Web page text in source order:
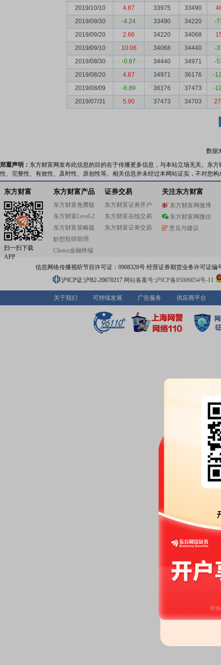
2019/10/10
4.87 33975 33490
2019/09/30
-4.24 33490 34220
-
2019/09/20
2.66 34220 34068
2019/09/10
10.06 34068 34440
-
2019/08/30
-0.97 34440 34971
-
2019/08/20
4.87 34971 36176
-
2019/08/09
-6.89 36176 37473
-
2019/07/31
5.90 37473 34703
数据
郑重声明： 东方财富网发布此信息的目的在于传播更多信息，与本站立场无关。东
性、完整性、有效性、及时性、原创性等。相关信息并未经过本网站证实，不对您
东方财富
扫一扫下载
APP
东方财富产品
东方财富免费版
东方财富Level-2
东方财富策略版
妙想投研助理
Choice金融终端
证券交易
东方财富证券开户
东方财富在线交易
东方财富证券交易
关注东方财富
东方财富网微博
东方财富网微信
意见与建议
信息网络传播视听节目许可证：0908328号 经营证券期货业务许可证编
沪ICP证:沪B2-20070217 网站备案号:沪ICP备05006054号-11
关于我们 可持续发展 广告服务 供应商平台